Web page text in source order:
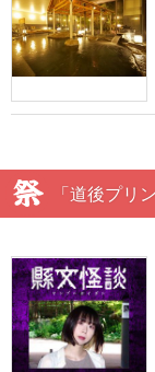
「道後プリ